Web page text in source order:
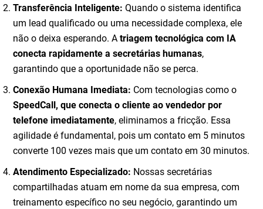
Transferência Inteligente: Quando o sistema identifica
um lead qualificado ou uma necessidade complexa, ele
não o deixa esperando. Atriagem tecnológica com IA
conecta rapidamente a secretárias humanas,
garantindo que a oportunidade não se perca.
Conexão Humana Imediata: Com tecnologias como o
SpeedCall, que conecta o cliente ao vendedor por
telefone imediatamente, eliminamos a fricção. Essa
agilidade é fundamental, pois um contato em 5 minutos
converte 100 vezes mais que um contato em 30 minutos.
Atendimento Especializado: Nossas secretárias
compartilhadas atuam em nome da sua empresa, com
treinamento específico no seu negócio, garantindo um